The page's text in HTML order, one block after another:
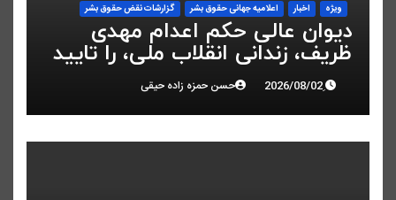
ویژه اخبار اعلاميه جهانی حقوق بشر گزارشات نقض حقوق بشر
دیوان عالی حکم اعدام مهدی
ظریف، زندانی انقلاب ملی، را تایید
کرد حسن حمزه زاده حیقی